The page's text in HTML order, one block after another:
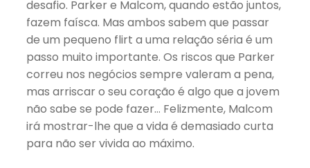
desafio. Parker e Malcom, quando estão juntos,
fazem faísca. Mas ambos sabem que passar
de um pequeno flirt a uma relação séria é um
passo muito importante. Os riscos que Parker
correu nos negócios sempre valeram a pena,
mas arriscar o seu coração é algo que a jovem
não sabe se pode fazer… Felizmente, Malcom
irá mostrar-lhe que a vida é demasiado curta
para não ser vivida ao máximo.